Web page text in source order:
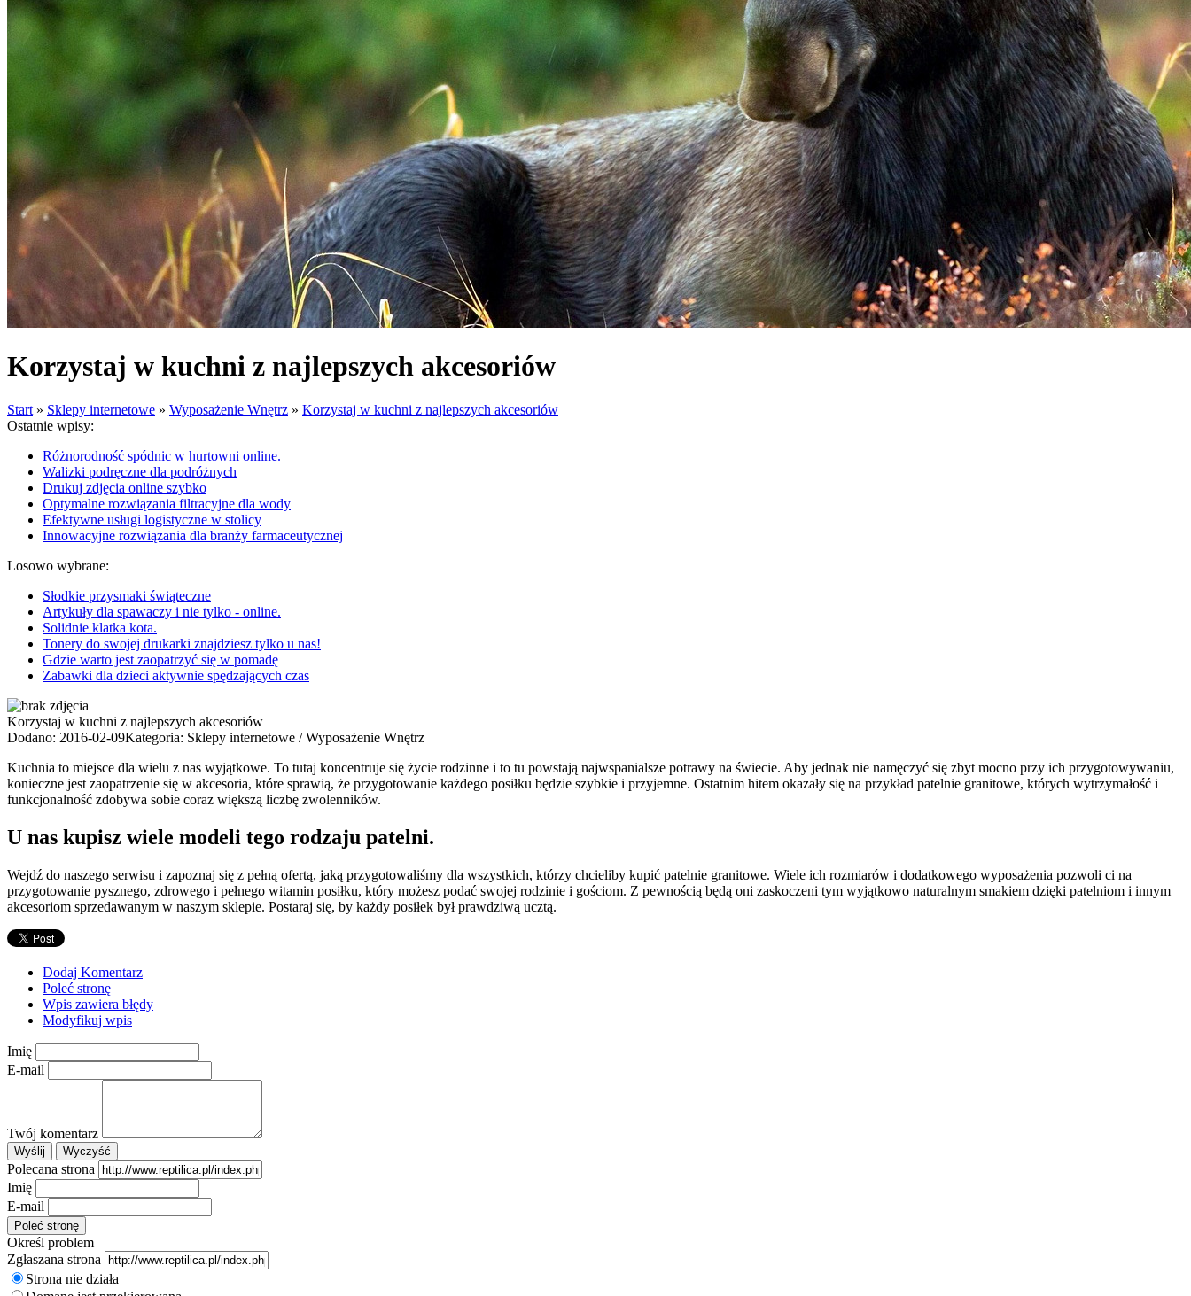
Korzystaj w kuchni z najlepszych akcesoriów
Start » Sklepy internetowe » Wyposażenie Wnętrz » Korzystaj w kuchni z najlepszych akcesoriów
Ostatnie wpisy:
Różnorodność spódnic w hurtowni online.
Walizki podręczne dla podróżnych
Drukuj zdjęcia online szybko
Optymalne rozwiązania filtracyjne dla wody
Efektywne usługi logistyczne w stolicy
Innowacyjne rozwiązania dla branży farmaceutycznej
Losowo wybrane:
Słodkie przysmaki świąteczne
Artykuły dla spawaczy i nie tylko - online.
Solidnie klatka kota.
Tonery do swojej drukarki znajdziesz tylko u nas!
Gdzie warto jest zaopatrzyć się w pomadę
Zabawki dla dzieci aktywnie spędzających czas
Korzystaj w kuchni z najlepszych akcesoriów
Dodano: 2016-02-09Kategoria: Sklepy internetowe / Wyposażenie Wnętrz
Kuchnia to miejsce dla wielu z nas wyjątkowe. To tutaj koncentruje się życie rodzinne i to tu powstają najwspanialsze potrawy na świecie. Aby jednak nie namęczyć się zbyt mocno przy ich przygotowywaniu,
konieczne jest zaopatrzenie się w akcesoria, które sprawią, że przygotowanie każdego posiłku będzie szybkie i przyjemne. Ostatnim hitem okazały się na przykład patelnie granitowe, których wytrzymałość i
funkcjonalność zdobywa sobie coraz większą liczbę zwolenników.
U nas kupisz wiele modeli tego rodzaju patelni.
Wejdź do naszego serwisu i zapoznaj się z pełną ofertą, jaką przygotowaliśmy dla wszystkich, którzy chcieliby kupić patelnie granitowe. Wiele ich rozmiarów i dodatkowego wyposażenia pozwoli ci na
przygotowanie pysznego, zdrowego i pełnego witamin posiłku, który możesz podać swojej rodzinie i gościom. Z pewnością będą oni zaskoczeni tym wyjątkowo naturalnym smakiem dzięki patelniom i innym
akcesoriom sprzedawanym w naszym sklepie. Postaraj się, by każdy posiłek był prawdziwą ucztą.
Dodaj Komentarz
Poleć stronę
Wpis zawiera błędy
Modyfikuj wpis
Imię
E-mail
Twój komentarz
Polecana strona
Imię
E-mail
Określ problem
Zgłaszana strona
Strona nie działa